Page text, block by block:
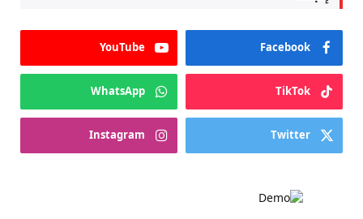
Facebook
YouTube
TikTok
WhatsApp
Twitter
Instagram